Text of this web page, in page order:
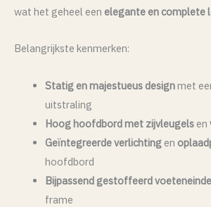
wat het geheel een elegante en complete
Belangrijkste kenmerken:
Statig en majestueus designmet
uitstraling
Hoog hoofdbord met zijvleugelsen
Geïntegreerde verlichtingen
hoofdbord
Bijpassend gestoffeerd voeteneinde
frame